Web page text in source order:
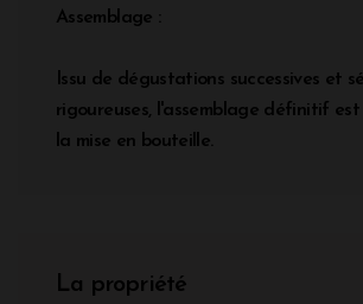
Assemblage :
Issu de dégustations successives et
rigoureuses, l'assemblage définitif
la mise en bouteille.
La propriété